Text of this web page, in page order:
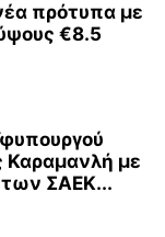
πρότυπα με
€8.5
Καραμανλή με
των ΣΑΕΚ...